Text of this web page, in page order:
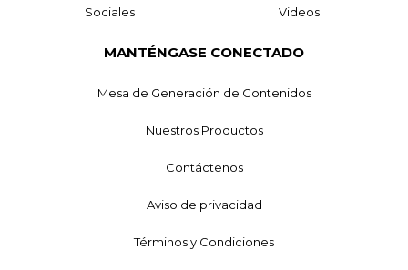
Sociales Videos
MANTÉNGASE CONECTADO
Mesa de Generación de Contenidos
Nuestros Productos
Contáctenos
Aviso de privacidad
Términos y Condiciones